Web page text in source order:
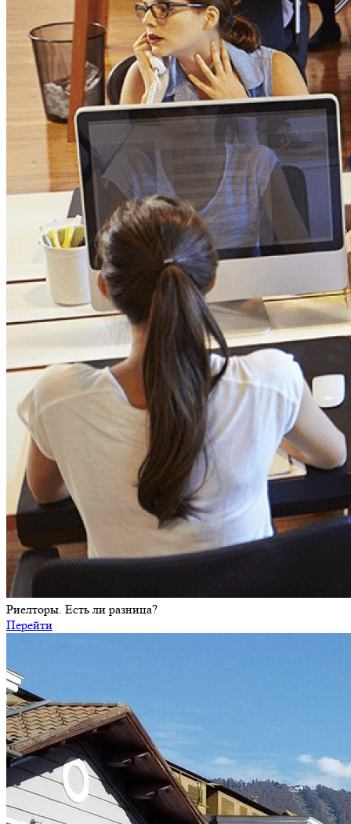
Риелторы. Есть ли разница?
Перейти